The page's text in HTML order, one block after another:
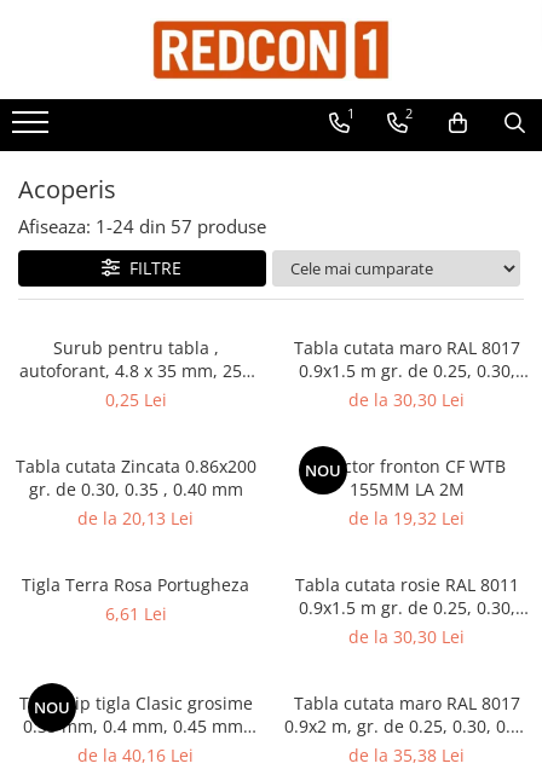
Toate Produsele
Materiale de constructii
Balast-nisip
Dibluri
Dibluri cu șurub
Echipamente de protectie
Grund pentru tencuiala decorativa
Placi gips carton
Sisteme Gips-Carton
Suruburi
Tencuiala decorativa
Accesorii pentru termosistem
Polistiren
Vata bazaltica
Vata minerala
1 2
Acoperis
Afiseaza: 1-24 din 57 produse
FILTRE
Surub pentru tabla ,
autoforant, 4.8 x 35 mm, 250
bucati/cutie
0,25 Lei
Tabla cutata maro RAL 8017
0.9x1.5 m gr. de 0.25, 0.30,
0.35 mm
de la 30,30 Lei
Tabla cutata Zincata 0.86x200
gr. de 0.30, 0.35 , 0.40 mm
de la 20,13 Lei
NOU
Colector fronton CF WTB
155MM LA 2M
de la 19,32 Lei
Tigla Terra Rosa Portugheza
6,61 Lei
Tabla cutata rosie RAL 8011
0.9x1.5 m gr. de 0.25, 0.30,
0.35 mm
de la 30,30 Lei
NOU
Tabla tip tigla Clasic grosime
0.35 mm, 0.4 mm, 0.45 mm,
0.5 mm
de la 40,16 Lei
Tabla cutata maro RAL 8017
0.9x2 m, gr. de 0.25, 0.30, 0.35
, 0.40 mm
de la 35,38 Lei